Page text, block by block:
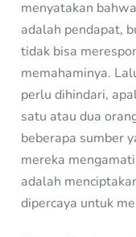
menyatakan
adalah pendapat,
tidak bisa
memahaminya.
perlu dihindari,
satu atau dua
beberapa sumber
mereka
adalah
dipercaya untuk